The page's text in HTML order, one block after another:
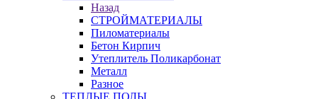
Назад
СТРОЙМАТЕРИАЛЫ
Пиломатериалы
Бетон Кирпич
Утеплитель Поликарбонат
Металл
Разное
ТЕПЛЫЕ ПОЛЫ